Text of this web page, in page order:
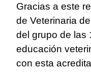
Gracias a este
de Veterinaria
del grupo de las
educación
con esta